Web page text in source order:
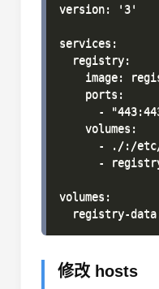
version: '3'
services:
  registry:
image:
    ports:
-
    volumes:
- ./:/
-
volumes:
修改 hosts